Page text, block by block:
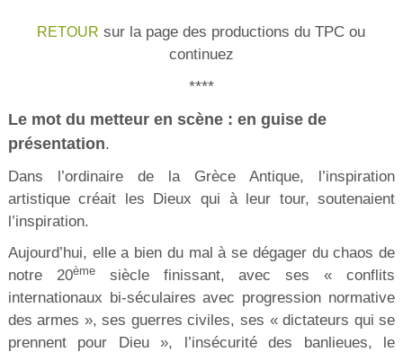
RETOUR sur la page des productions du TPC ou
continuez
****
Le mot du metteur en scène : en guise de
présentation.
Dans l’ordinaire de la Grèce Antique, l’inspiration
artistique créait les Dieux qui à leur tour, soutenaient
l’inspiration.
Aujourd’hui, elle a bien du mal à se dégager du chaos de
notre 20èmesiècle finissant, avec ses « conflits
internationaux bi-séculaires avec progression normative
des armes », ses guerres civiles, ses « dictateurs qui se
prennent pour Dieu », l’insécurité des banlieues, le